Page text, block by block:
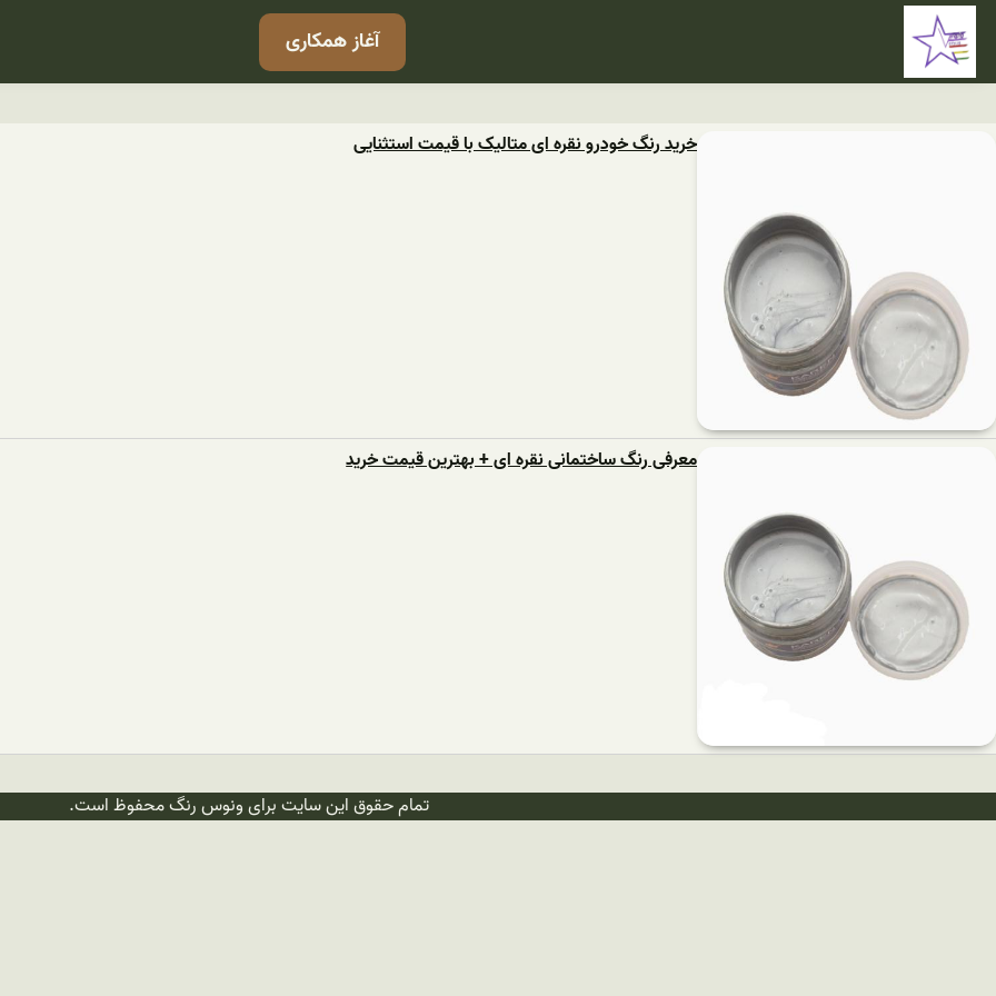
آغاز همکاری
خرید رنگ خودرو نقره ای متالیک با قیمت استثنایی
معرفی رنگ ساختمانی نقره ای + بهترین قیمت خرید
تمام حقوق این سایت برای ونوس رنگ محفوظ است.